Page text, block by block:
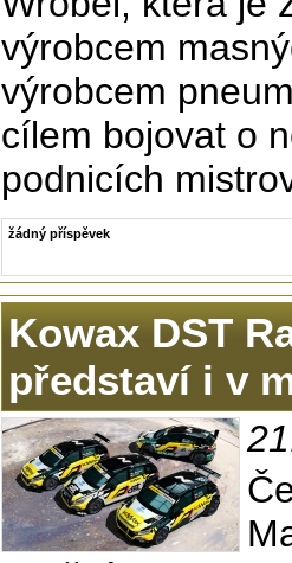
výrobcem
výrobcem
cílem bojovat o
podnicích
žádný příspěvek
Kowax DST
představí i v